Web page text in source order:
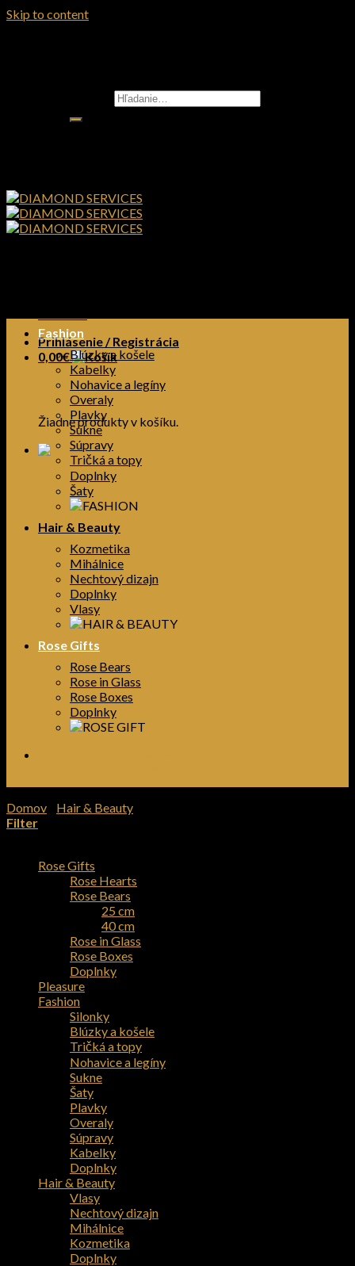
Skip to content
Prihlásenie / Registrácia
0,00€
Košík
Žiadne produkty v košíku.
Fashion
Blúzky a košele
Kabelky
Nohavice a legíny
Overaly
Plavky
Sukne
Súpravy
Tričká a topy
Doplnky
Šaty
Hair & Beauty
Kozmetika
Mihálnice
Nechtový dizajn
Doplnky
Vlasy
Rose Gifts
Rose Bears
Rose in Glass
Rose Boxes
Doplnky
Domov Hair & Beauty
Filter
Rose Gifts
Rose Hearts
Rose Bears
25 cm
40 cm
Rose in Glass
Rose Boxes
Doplnky
Pleasure
Fashion
Silonky
Blúzky a košele
Tričká a topy
Nohavice a legíny
Sukne
Šaty
Plavky
Overaly
Súpravy
Kabelky
Doplnky
Hair & Beauty
Vlasy
Nechtový dizajn
Mihálnice
Kozmetika
Doplnky